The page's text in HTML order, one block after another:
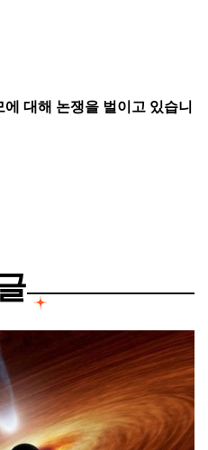
대해 논쟁을 벌이고 있습니